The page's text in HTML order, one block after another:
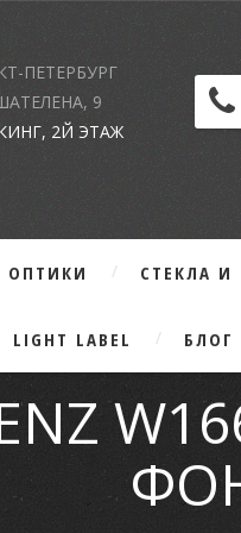
ПЕТЕРБУРГ
9
2Й ЭТАЖ
СТЕКЛА И
LIGHT LABEL БЛОГ